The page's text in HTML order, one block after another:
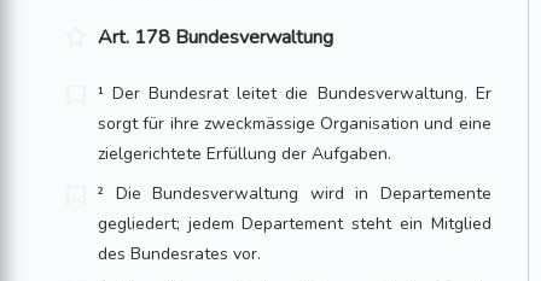
Art. 178 Bundesverwaltung
¹ Der Bundesrat leitet die Bundesverwaltung. Er
sorgt für ihre zweckmässige Orga­nisation und eine
zielgerichtete Erfüllung der Aufgaben.
² Die Bundesverwaltung wird in Departemente
gegliedert; jedem Departement steht ein Mitglied
des Bundesrates vor.